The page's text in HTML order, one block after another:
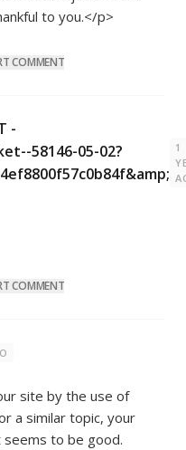
to you.</p>
COMMENT
-
58146-05-02?
1
COMMENT
site by the use of
a similar topic, your
to be good.